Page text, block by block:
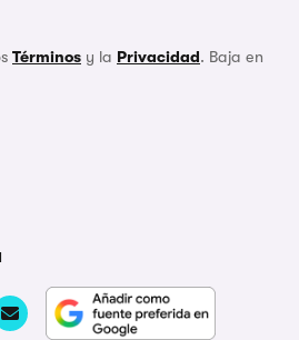
Términos y la Privacidad. Baja en